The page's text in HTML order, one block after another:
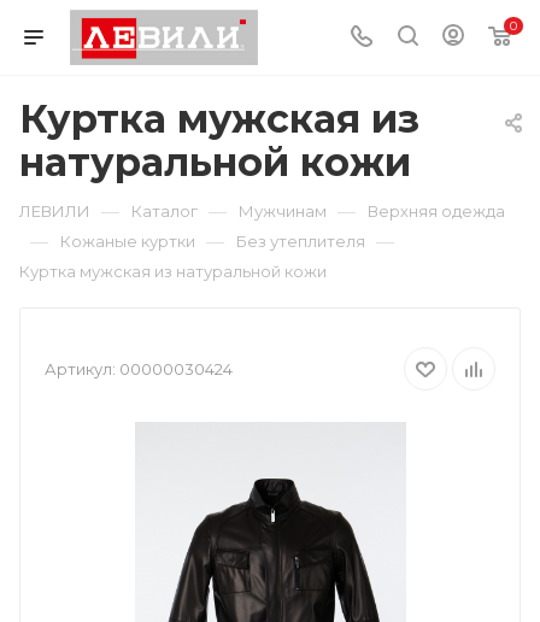
0
Куртка мужская из
натуральной кожи
ЛЕВИЛИ — Каталог — Мужчинам — Верхняя одежда
— Кожаные куртки — Без утеплителя —
Куртка мужская из натуральной кожи
Артикул: 00000030424